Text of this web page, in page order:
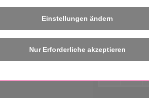
Einstellungen ändern